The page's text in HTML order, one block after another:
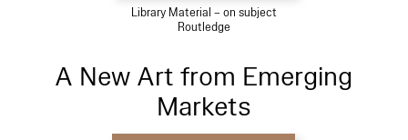
Library Material – on subject
Routledge
A New Art from Emerging
Markets